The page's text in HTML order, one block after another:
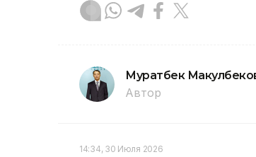
Муратбек
Автор
14:34, 30 Июля 2026